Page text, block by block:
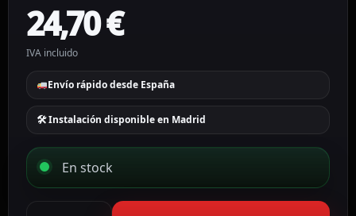
24,70€
IVA incluido
Envío rápido desde España
🛠 Instalación disponible en Madrid
En stock